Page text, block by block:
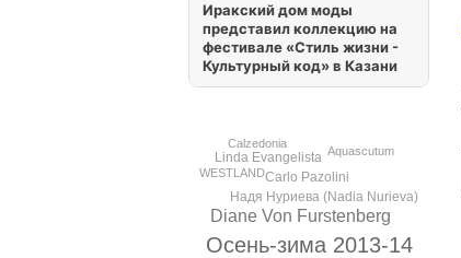
Иракский дом моды
представил коллекцию на
фестивале «Стиль жизни -
Культурный код» в Казани
Осень-зима 2013-14
Diane Von Furstenberg
Надя Нуриева (Nadia Nurieva)
Carlo Pazolini
Linda Evangelista Aquascutum
Calzedonia
WESTLAND